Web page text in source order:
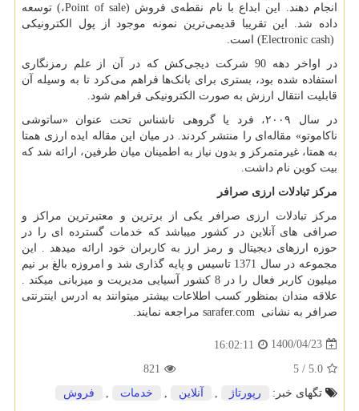
انجام دهند. این ابداع با نام نقطه‌ی فروش Point of sale)،(توسعه
داده شد. این تقریبا قدیمی‌ترین نمونه موجود از پول الکترونیکی
(Electronic cash) است.
در اواخر دهه 90 شرکت دیجی‌کش که در آن از علم رمزنگاری
استفاده شده بود، بستری برای بانک‌ها فراهم می‌کرد تا به وسیله آن
قابلیت انتقال ارزش به صورت الکترونیکی فراهم شود.
در سال ۲۰۰۹، فرد یا گروهی ناشناس تحت عنوان «ساتوشی
ناکاموتو» مقاله‌ای را منتشر کردند. در میان این مقاله ایده ارزی همتا
به همتا، غیرمتمرکز و بدون نیاز به اطمینان میان طرفین، ارائه شد که
بیت کوین نام داشت.
مرکز تبادلات ارزی صرافر
مرکز تبادلات ارزی صرافر یکی از برترین و معتبرترین مراکز و
صرافی های آنلاین در کشور میباشد که خدمات گسترده ای را در
حوزه ارزهای دیجیتال و رمز ارز به کاربران خود ارائه میدهد . این
مجموعه در سال 1371 تاسیس و پایه گذاری شد و امروزه بالغ بر نیم
میلیون کاربر فعال را در 8 کشور آسیایی مدیریت و میزبانی میکند .
علاقه مندان بمنظور کسب اطلاعات بیشتر میتوانند به ادرس اینترنتی
صرافر به نشانی
sarafer.com مراجعه نمایند.
1400/04/23
16:02:11
5.0
/
5
821
تگهای خبر:
رپورتاژ آنلاین خدمات فروش